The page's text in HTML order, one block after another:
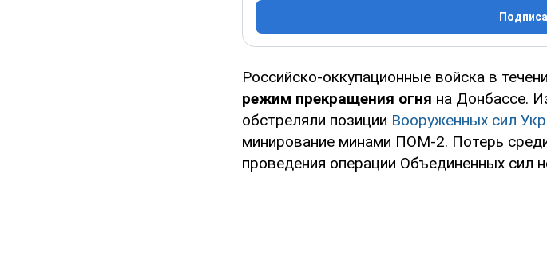
Российско-оккупационные войска в
режим прекращения огня на Донбассе.
обстреляли позиции Вооруженных сил
минирование минами ПОМ-2. Потерь
проведения операции Объединенных сил